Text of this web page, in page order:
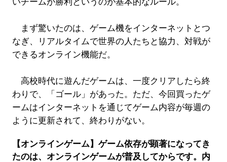
まず驚いたのは、ゲーム機をインターネットとつ
なぎ、リアルタイムで世界の人たちと協力、対戦が
できるオンライン機能だ。
高校時代に遊んだゲームは、一度クリアしたら終
わりで、「ゴール」があった。ただ、今回買ったゲ
ームはインターネットを通じてゲーム内容が毎週の
ように更新されて、終わりがない。
【オンラインゲーム】ゲーム依存が顕著になってき
たのは、オンラインゲームが普及してからです。内